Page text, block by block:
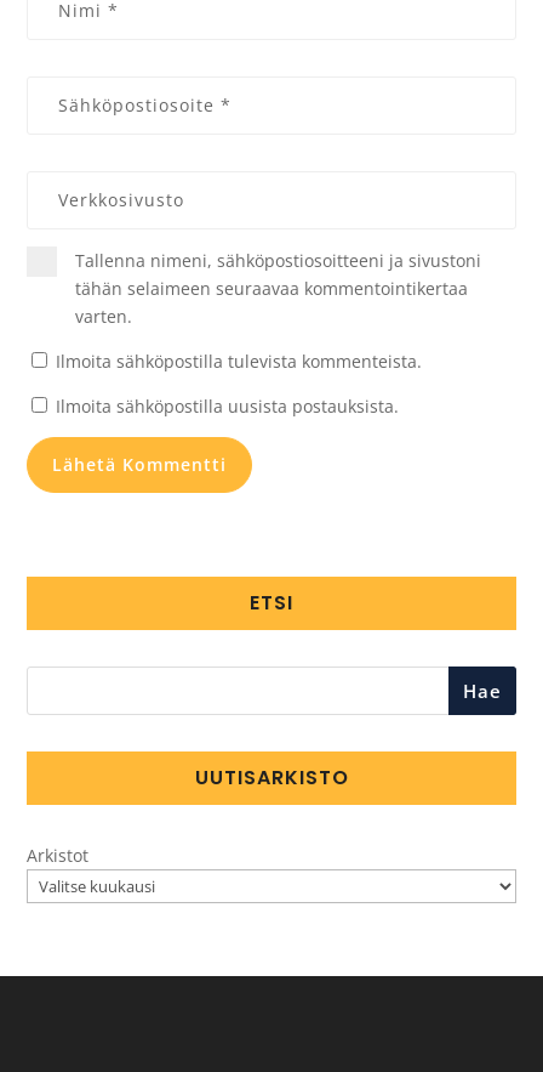
Tallenna nimeni, sähköpostiosoitteeni ja sivustoni
tähän selaimeen seuraavaa kommentointikertaa
varten.
Ilmoita sähköpostilla tulevista kommenteista.
Ilmoita sähköpostilla uusista postauksista.
ETSI
Hae
UUTISARKISTO
Arkistot